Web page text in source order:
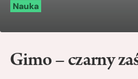
Nauka
Gimo – czarny